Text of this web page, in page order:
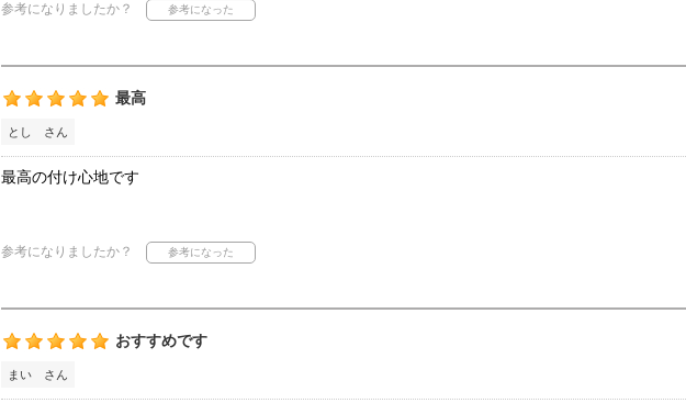
参考になりましたか？
最高
とし さん
最高の付け心地です
参考になりましたか？
おすすめです
まい さん